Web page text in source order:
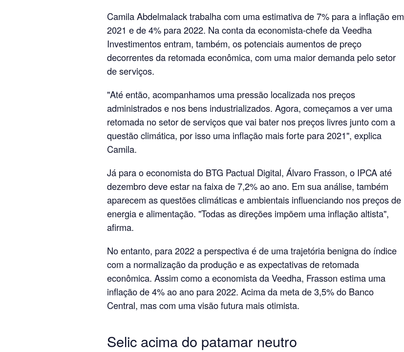
Camila Abdelmalack trabalha com uma estimativa de 7% para a inflação em
2021 e de 4% para 2022. Na conta da economista-chefe da Veedha
Investimentos entram, também, os potenciais aumentos de preço
decorrentes da retomada econômica, com uma maior demanda pelo setor
de serviços.
"Até então, acompanhamos uma pressão localizada nos preços
administrados e nos bens industrializados. Agora, começamos a ver uma
retomada no setor de serviços que vai bater nos preços livres junto com a
questão climática, por isso uma inflação mais forte para 2021", explica
Camila.
Já para o economista do BTG Pactual Digital, Álvaro Frasson, o IPCA até
dezembro deve estar na faixa de 7,2% ao ano. Em sua análise, também
aparecem as questões climáticas e ambientais influenciando nos preços de
energia e alimentação. "Todas as direções impõem uma inflação altista",
afirma.
No entanto, para 2022 a perspectiva é de uma trajetória benigna do índice
com a normalização da produção e as expectativas de retomada
econômica. Assim como a economista da Veedha, Frasson estima uma
inflação de 4% ao ano para 2022. Acima da meta de 3,5% do Banco
Central, mas com uma visão futura mais otimista.
Selic acima do patamar neutro